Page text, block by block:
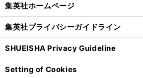
集英社ホームページ
集英社プライバシーガイドライン
SHUEISHA Privacy Guideline
Setting of Cookies